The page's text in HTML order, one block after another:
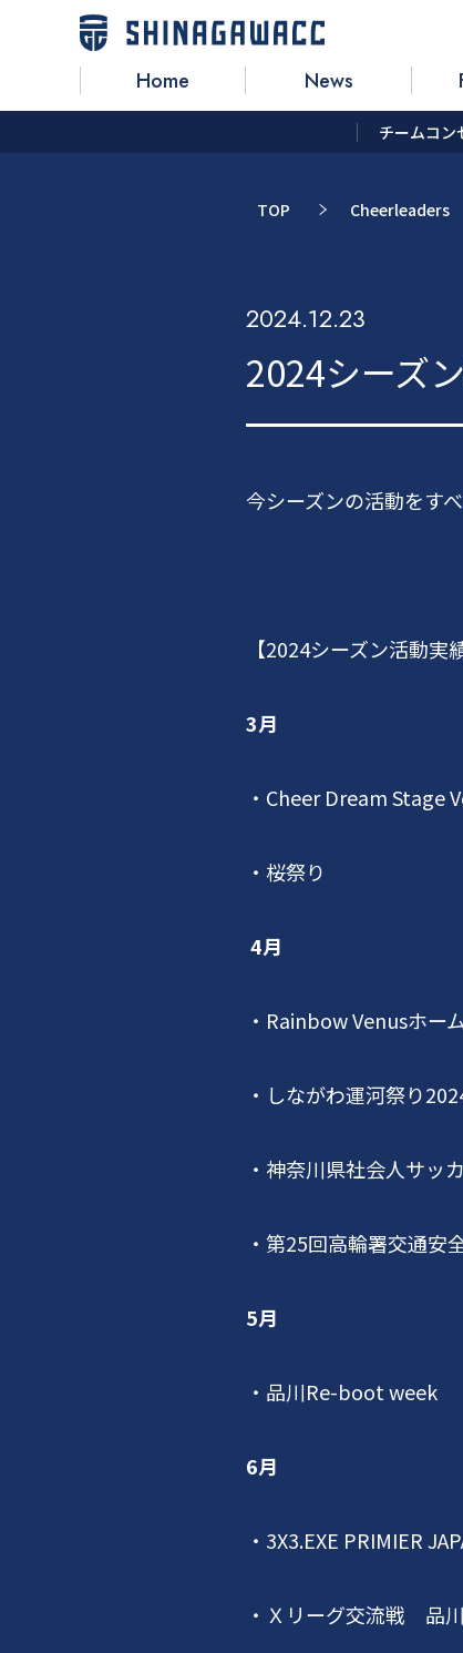
Home News
チームコン
TOP Cheerleaders
2024.12.23
2024シーズ
今シーズンの活動をす
【2024シーズン活動実績
3月
・ Cheer Dream Stage
・桜祭り
4月
・ Rainbow Venusホー
・しながわ運河祭り
・神奈川県社会人サッ
・第25回高輪署交通安
5月
・品川Re-boot week
6月
・ 3X3.EXE PRIMIER
・Ｘリーグ交流戦 品